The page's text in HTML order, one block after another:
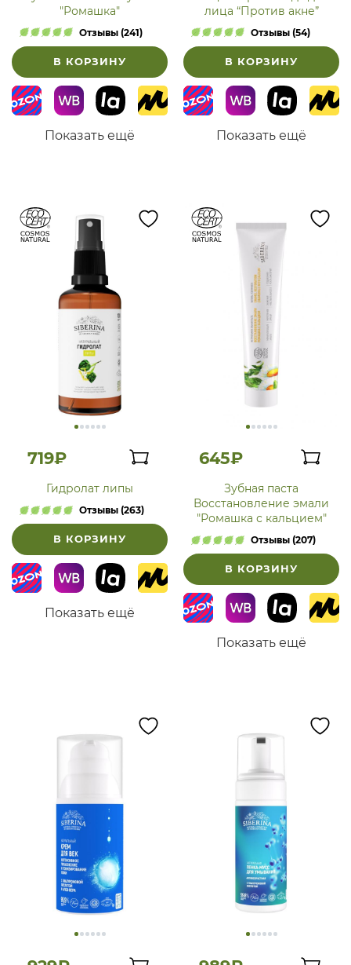
"Ромашка"
Отзывы (241)
В КОРЗИНУ
Показать ещё
лица “Против акне”
Отзывы (54)
В КОРЗИНУ
Показать ещё
719₽
Гидролат липы
Отзывы (263)
В КОРЗИНУ
Показать ещё
645₽
Зубная паста
Восстановление эмали
"Ромашка с кальцием"
Отзывы (207)
В КОРЗИНУ
Показать ещё